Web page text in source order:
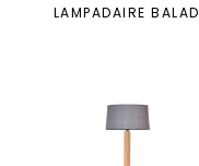
LAMPADAIRE BALAD